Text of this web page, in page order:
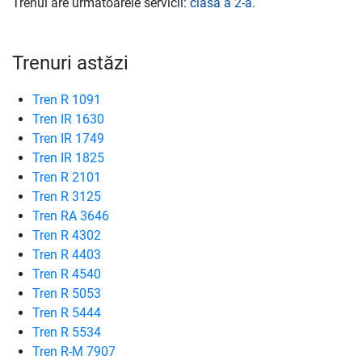
Trenuri astăzi
Tren R 1091
Tren IR 1630
Tren IR 1749
Tren IR 1825
Tren R 2101
Tren R 3125
Tren RA 3646
Tren R 4302
Tren R 4403
Tren R 4540
Tren R 5053
Tren R 5444
Tren R 5534
Tren R-M 7907